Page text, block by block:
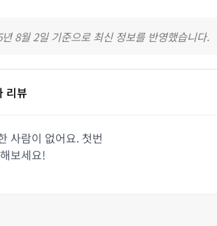
8월 2일 기준으로 최신 정보를 반영했습니다.
리뷰
사람이 없어요. 첫번
보세요!